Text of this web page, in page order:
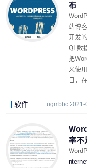
布
站博
开发
QL数
把
来使
目，
软件 ugmbbc 2021-
率不